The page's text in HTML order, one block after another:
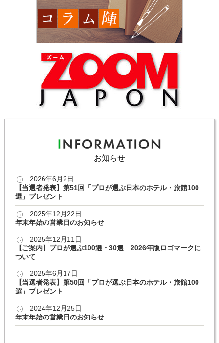
お知らせ
2026年6月2日
【当選者発表】第51回「プロが選ぶ日本のホテル・旅館100
選」プレゼント
2025年12月22日
年末年始の営業日のお知らせ
2025年12月11日
【ご案内】プロが選ぶ100選・30選 2026年版ロゴマークに
ついて
2025年6月17日
【当選者発表】第50回「プロが選ぶ日本のホテル・旅館100
選」プレゼント
2024年12月25日
年末年始の営業日のお知らせ